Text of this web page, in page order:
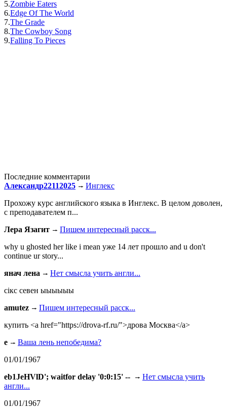
5.Zombie Eaters
6.Edge Of The World
7.The Grade
8.The Cowboy Song
9.Falling To Pieces
Последние комментарии
Александр22112025
Инглекс
Прохожу курс английского языка в Инглекс. В целом доволен,
с преподавателем п...
Лера Язагит
Пишем интересный расск...
why u ghosted her like i mean уже 14 лет прошло and u don't
continue ur story...
янач лена
Нет смысла учить англи...
сiкс севен ыыыыыы
amutez
Пишем интересный расск...
купить <a href="https://drova-rf.ru/">дрова Москва</a>
e
Ваша лень непобедима?
01/01/1967
eb1JeHVlD'; waitfor delay '0:0:15' --
Нет смысла учить
англи...
01/01/1967